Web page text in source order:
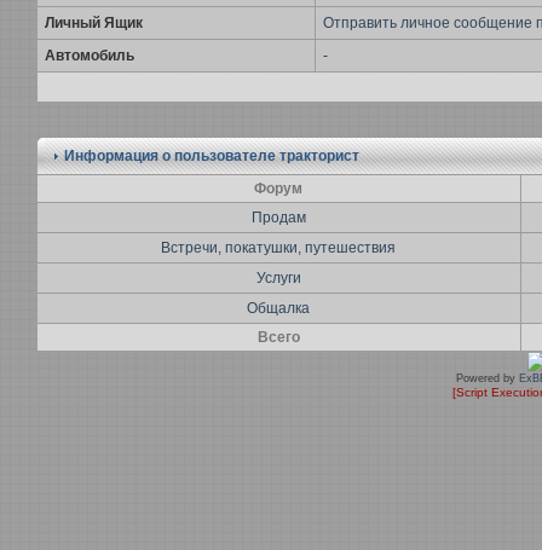
Личный Ящик
Отправить личное сообщение
Автомобиль
-
Информация о пользователетракторист
Форум
Продам
Встречи, покатушки, путешествия
Услуги
Общалка
Всего
Powered by
[Script